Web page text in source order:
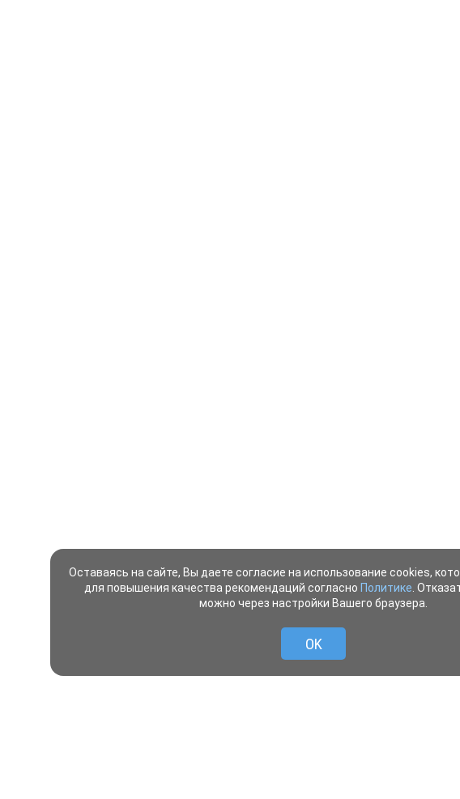
Оставаясь на сайте, Вы даете согласие на использование cookies,
для повышения качества рекомендаций согласно Политике .
можно через настройки Вашего браузера.
OK